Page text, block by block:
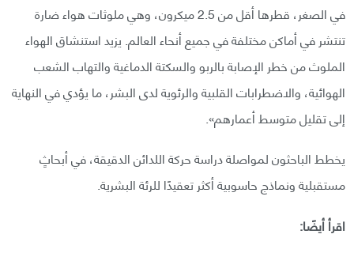
في الصغر، قطرها أقل من 2.5 ميكرون، وهي ملوثات هواء ضارة
تنتشر في أماكن مختلفة في جميع أنحاء العالم. يزيد استنشاق الهواء
الملوث من خطر الإصابة بالربو والسكتة الدماغية والتهاب الشعب
الهوائية، والاضطرابات القلبية والرئوية لدى البشر، ما يؤدي في النهاية
إلى تقليل متوسط أعمارهم».
يخطط الباحثون لمواصلة دراسة حركة اللدائن الدقيقة، في أبحاثٍ
مستقبلية ونماذج حاسوبية أكثر تعقيدًا للرئة البشرية.
اقرأ أيضًا: